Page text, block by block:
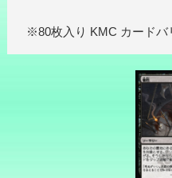
※80枚入り KMC カードバ